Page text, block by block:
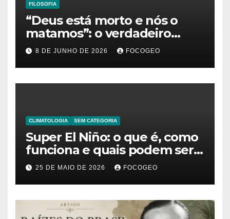
FILOSOFIA
“Deus está morto e nós o
matamos”: o verdadeiro
significado da frase de
Friedrich Nietzsche
8 DE JUNHO DE 2026 FOCOGEO
CLIMATOLOGIA SEM CATEGORIA
Super El Niño: o que é, como
funciona e quais podem ser
os impactos desse fenômeno
climático extremo no Brasil e
no mundo
25 DE MAIO DE 2026 FOCOGEO